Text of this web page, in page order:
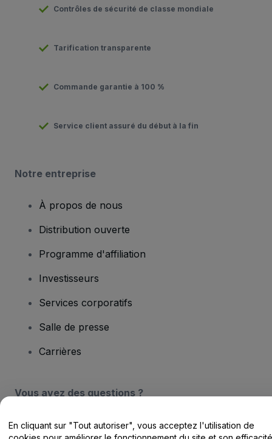
Contrôles de sécurité de classe mondiale
Tarification transparente
Commande garantie à 100 %
Service client assuré du début à la fin
Notre entreprise
À propos de nous
Distribution ouverte
Programme d'affiliation
Investisseurs
Services corporatifs
Salle de presse
Carrières
Vous avez des questions ?
Centre d'assistance / Nous contacter
En cliquant sur "Tout autoriser", vous acceptez l'utilisation de